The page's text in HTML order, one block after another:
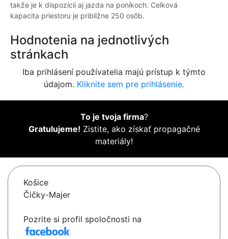
takže je k dispozícii aj jazda na poníkoch. Celková
kapacita priestoru je približne 250 osôb.
Hodnotenia na jednotlivých
stránkach
Iba prihlásení používatelia majú prístup k týmto
údajom. Kliknite sem pre prihlásenie.
To je tvoja firma?
Gratulujeme! Zistite, ako získať propagačné
materiály!
Košice
Čičky-Majer
Pozrite si profil spoločnosti na